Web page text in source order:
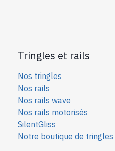
Tringles et rails
Nos tringles
Nos rails
Nos rails wave
Nos rails motorisés
SilentGliss
Notre boutique de tringles